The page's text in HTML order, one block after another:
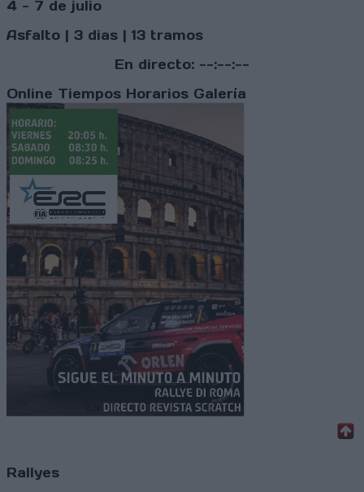
4 - 7 de julio
Asfalto | 3 dias | 13 tramos
En directo: --:--:--
Online Tiempos Horarios Galería
Rallyes